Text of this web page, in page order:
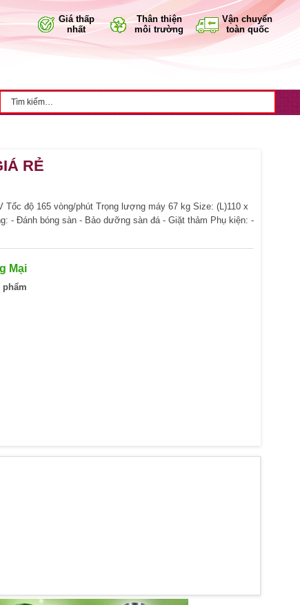
Giá thấp
nhất
Thân thiện
môi trường
Vận chuyển
toàn quốc
RẺ
Tốc độ 165 vòng/phút Trọng lượng máy 67 kg Size: (L)110 x
- Đánh bóng sàn - Bảo dưỡng sàn đá - Giặt thảm Phụ kiện: -
Mại
phẩm